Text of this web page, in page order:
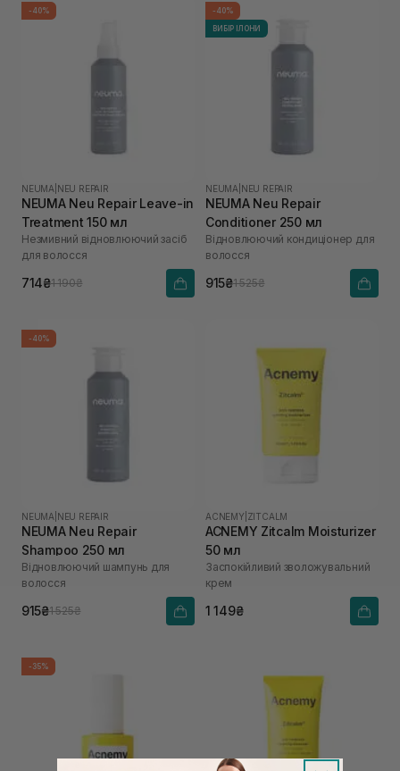
-40%
NEUMA NEU REPAIR
NEUMA Neu Repair Leave-in
Treatment 150 мл
Незмивний відновлюючий засіб
для волосся
714₴1 190₴
-40%
ВИБІР ІЛОНИ
NEUMA NEU REPAIR
NEUMA Neu Repair
Conditioner 250 мл
Відновлюючий кондиціонер для
волосся
915₴1 525₴
-40%
NEUMA NEU REPAIR
NEUMA Neu Repair
Shampoo 250 мл
Відновлюючий шампунь для
волосся
915₴1 525₴
ACNEMY ZITCALM
ACNEMY Zitcalm Moisturizer
50 мл
Заспокійливий зволожувальний
крем
1 149₴
-35%